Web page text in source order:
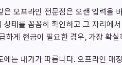
은 오프라인 전문점은 오랜 업력을
상태를 꼼꼼히 확인하고 그 자리에
하게 현금이 필요한 경우, 가장 확
에는 대가가 따릅니다. 오프라인 매